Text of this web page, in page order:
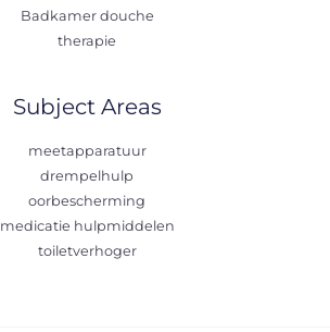
Badkamer douche
therapie
Subject Areas
meetapparatuur
drempelhulp
oorbescherming
medicatie hulpmiddelen
toiletverhoger